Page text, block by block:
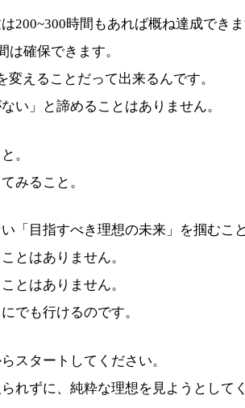
200~300時間もあれば概ね達成でき
は確保できます。
えることだって出来るんです。
い」と諦めることはありません。
。
みること。
「目指すべき理想の未来」を掴むこ
とはありません。
とはありません。
でも行けるのです。
スタートしてください。
れずに、純粋な理想を見ようとして